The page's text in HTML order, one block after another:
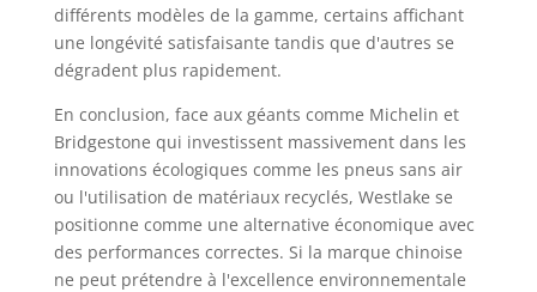
différents modèles de la gamme, certains affichant
une longévité satisfaisante tandis que d'autres se
dégradent plus rapidement.
En conclusion, face aux géants comme Michelin et
Bridgestone qui investissent massivement dans les
innovations écologiques comme les pneus sans air
ou l'utilisation de matériaux recyclés, Westlake se
positionne comme une alternative économique avec
des performances correctes. Si la marque chinoise
ne peut prétendre à l'excellence environnementale